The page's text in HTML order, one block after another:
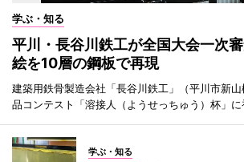
学ぶ・知る
平川・長谷川鉄工が全国大会一次
絵を10層の鋼板で再現
建築用鉄骨製造会社「長谷川鉄工」（平川市新
品コンテスト「溶接人（ようせっちゅう）杯」に
学ぶ・知る